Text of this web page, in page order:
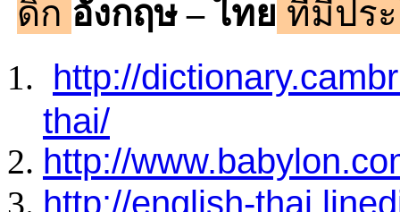
ดิก อังกฤษ – ไทย ที่มีปร
http://
thai/
http://
http://english-